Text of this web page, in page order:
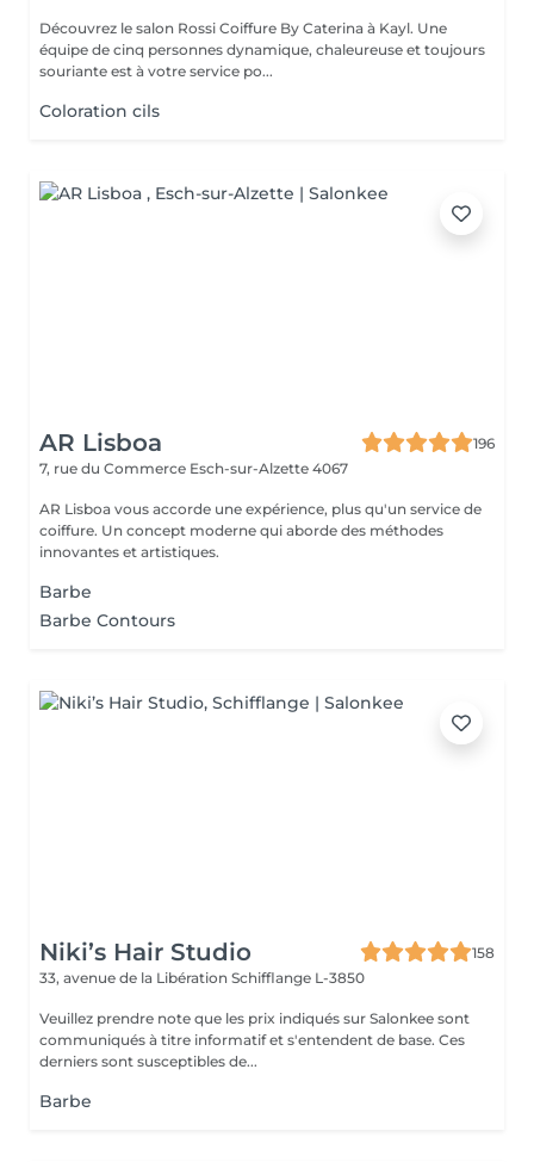
Découvrez le salon Rossi Coiffure By Caterina à Kayl. Une
équipe de cinq personnes dynamique, chaleureuse et toujours
souriante est à votre service po...
Coloration cils
AR Lisboa
196
7, rue du Commerce Esch-sur-Alzette 4067
AR Lisboa vous accorde une expérience, plus qu'un service de
coiffure. Un concept moderne qui aborde des méthodes
innovantes et artistiques.
Barbe
Barbe Contours
Niki’s Hair Studio
158
33, avenue de la Libération Schifflange L-3850
Veuillez prendre note que les prix indiqués sur Salonkee sont
communiqués à titre informatif et s'entendent de base. Ces
derniers sont susceptibles de...
Barbe